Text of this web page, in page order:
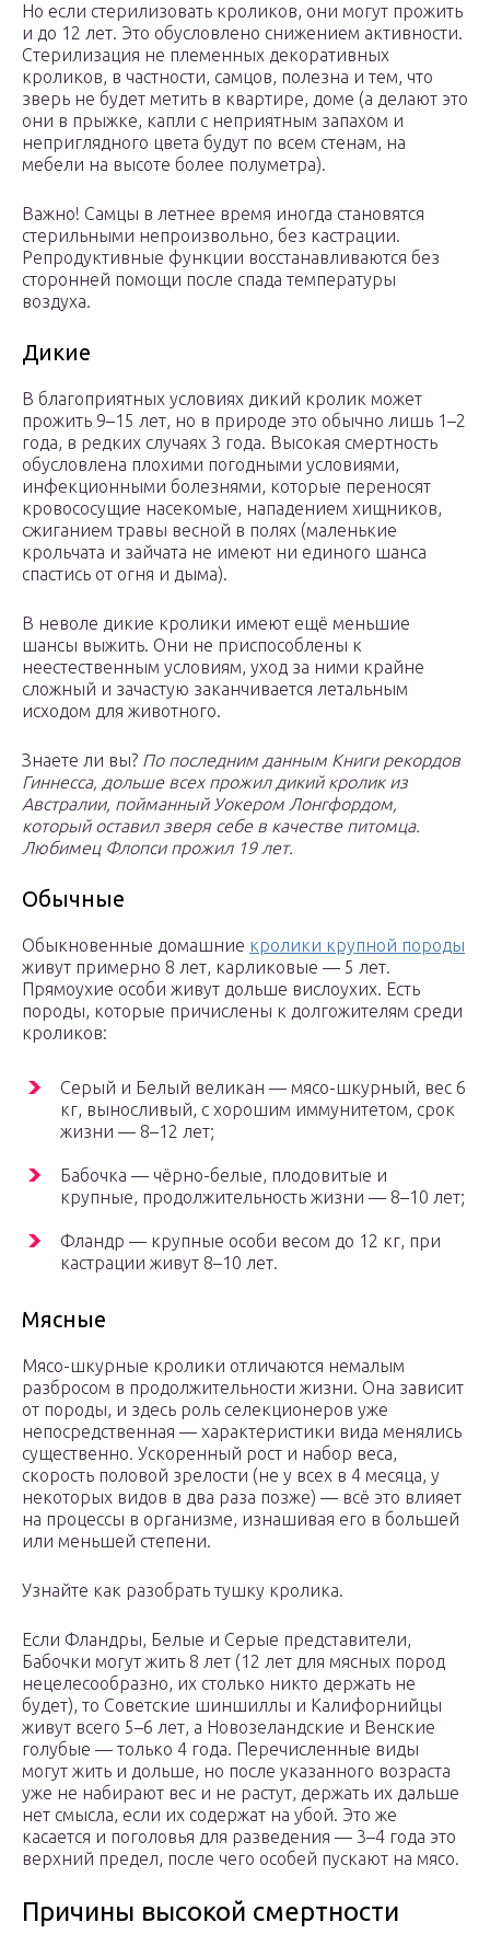
Но если стерилизовать кроликов, они могут прожить
и до 12 лет. Это обусловлено снижением активности.
Стерилизация не племенных декоративных
кроликов, в частности, самцов, полезна и тем, что
зверь не будет метить в квартире, доме (а делают это
они в прыжке, капли с неприятным запахом и
неприглядного цвета будут по всем стенам, на
мебели на высоте более полуметра).
Важно! Самцы в летнее время иногда становятся
стерильными непроизвольно, без кастрации.
Репродуктивные функции восстанавливаются без
сторонней помощи после спада температуры
воздуха.
Дикие
В благоприятных условиях дикий кролик может
прожить 9–15 лет, но в природе это обычно лишь 1–2
года, в редких случаях 3 года. Высокая смертность
обусловлена плохими погодными условиями,
инфекционными болезнями, которые переносят
кровососущие насекомые, нападением хищников,
сжиганием травы весной в полях (маленькие
крольчата и зайчата не имеют ни единого шанса
спастись от огня и дыма).
В неволе дикие кролики имеют ещё меньшие
шансы выжить. Они не приспособлены к
неестественным условиям, уход за ними крайне
сложный и зачастую заканчивается летальным
исходом для животного.
Знаете ли вы? По последним данным Книги рекордов
Гиннесса, дольше всех прожил дикий кролик из
Австралии, пойманный Уокером Лонгфордом,
который оставил зверя себе в качестве питомца.
Любимец Флопси прожил 19 лет.
Обычные
Обыкновенные домашние кролики крупной породы
живут примерно 8 лет, карликовые — 5 лет.
Прямоухие особи живут дольше вислоухих. Есть
породы, которые причислены к долгожителям среди
кроликов:
Серый и Белый великан — мясо-шкурный, вес 6
кг, выносливый, с хорошим иммунитетом, срок
жизни — 8–12 лет;
Бабочка — чёрно-белые, плодовитые и
крупные, продолжительность жизни — 8–10 лет;
Фландр — крупные особи весом до 12 кг, при
кастрации живут 8–10 лет.
Мясные
Мясо-шкурные кролики отличаются немалым
разбросом в продолжительности жизни. Она зависит
от породы, и здесь роль селекционеров уже
непосредственная — характеристики вида менялись
существенно. Ускоренный рост и набор веса,
скорость половой зрелости (не у всех в 4 месяца, у
некоторых видов в два раза позже) — всё это влияет
на процессы в организме, изнашивая его в большей
или меньшей степени.
Узнайте как разобрать тушку кролика.
Если Фландры, Белые и Серые представители,
Бабочки могут жить 8 лет (12 лет для мясных пород
нецелесообразно, их столько никто держать не
будет), то Советские шиншиллы и Калифорнийцы
живут всего 5–6 лет, а Новозеландские и Венские
голубые — только 4 года. Перечисленные виды
могут жить и дольше, но после указанного возраста
уже не набирают вес и не растут, держать их дальше
нет смысла, если их содержат на убой. Это же
касается и поголовья для разведения — 3–4 года это
верхний предел, после чего особей пускают на мясо.
Причины высокой смертности